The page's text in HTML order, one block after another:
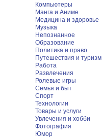
Компьютеры
Манга и Аниме
Медицина и здоровье
Музыка
Непознанное
Образование
Политика и право
Путешествия и туризм
Работа
Развлечения
Ролевые игры
Семья и быт
Спорт
Технологии
Товары и услуги
Увлечения и хобби
Фотография
Юмор